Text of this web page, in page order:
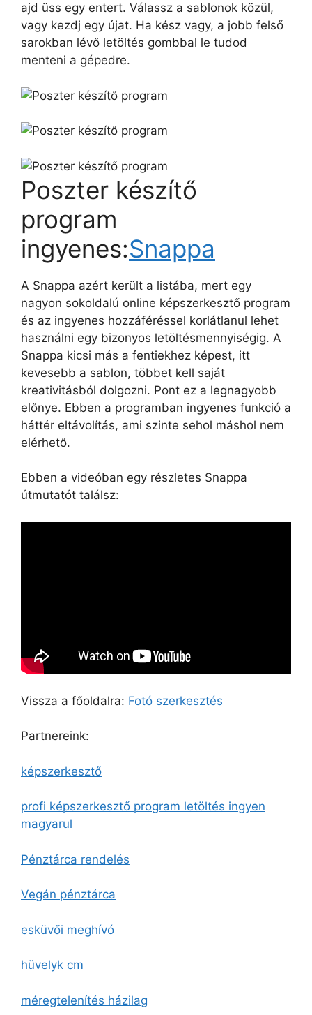
ajd üss egy entert. Válassz a sablonok közül,
vagy kezdj egy újat. Ha kész vagy, a jobb felső
sarokban lévő letöltés gombbal le tudod
menteni a gépedre.
Poszter készítő
program
ingyenes:Snappa
A Snappa azért került a listába, mert egy
nagyon sokoldalú online képszerkesztő program
és az ingyenes hozzáféréssel korlátlanul lehet
használni egy bizonyos letöltésmennyiségig. A
Snappa kicsi más a fentiekhez képest, itt
kevesebb a sablon, többet kell saját
kreativitásból dolgozni. Pont ez a legnagyobb
előnye. Ebben a programban ingyenes funkció a
háttér eltávolítás, ami szinte sehol máshol nem
elérhető.
Ebben a videóban egy részletes Snappa
útmutatót találsz:
Vissza a főoldalra: Fotó szerkesztés
Partnereink:
képszerkesztő
profi képszerkesztő program letöltés ingyen
magyarul
Pénztárca rendelés
Vegán pénztárca
esküvői meghívó
hüvelyk cm
méregtelenítés házilag